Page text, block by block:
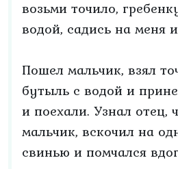
возьми точило,
водой, садись на меня
Пошел мальчик, взял
бутыль с водой и
и поехали. Узнал отец,
мальчик, вскочил на
свинью и помчался